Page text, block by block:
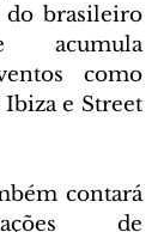
brasileiro
acumula
como
e Street
contará
de